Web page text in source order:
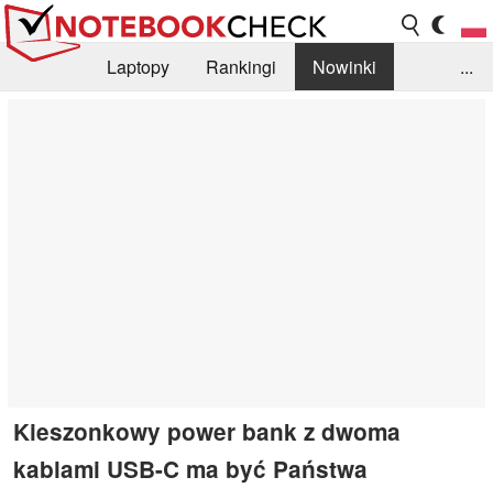
Laptopy Rankingi
Nowinki
...
Kieszonkowy power bank z dwoma
kablami USB-C ma być Państwa